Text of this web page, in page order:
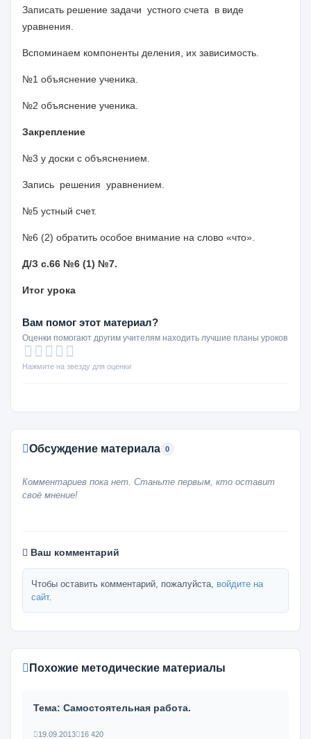
Записать решение задачи устного счета в виде
уравнения.
Вспоминаем компоненты деления, их зависимость.
№1 объяснение ученика.
№2 объяснение ученика.
Закрепление
№3 у доски с объяснением.
Запись решения уравнением.
№5 устный счет.
№6 (2) обратить особое внимание на слово «что».
Д/З с.66 №6 (1) №7.
Итог урока
Вам помог этот материал?
Оценки помогают другим учителям находить лучшие планы уроков
Нажмите на звезду для оценки
Обсуждение материала 0
Комментариев пока нет. Станьте первым, кто оставит
своё мнение!
Ваш комментарий
Чтобы оставить комментарий, пожалуйста, войдите на
сайт.
Похожие методические материалы
Тема: Самостоятельная работа.
19.09.2013 16 420